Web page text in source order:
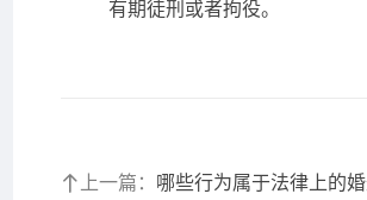
有期徒刑或者拘役。
上一篇：
哪些行为属于法律上的